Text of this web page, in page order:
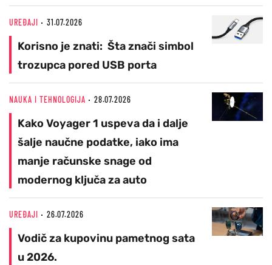
UREĐAJI 31.07.2026
Korisno je znati: Šta znači simbol
trozupca pored USB porta
NAUKA I TEHNOLOGIJA 28.07.2026
Kako Voyager 1 uspeva da i dalje
šalje naučne podatke, iako ima
manje računske snage od
modernog ključa za auto
UREĐAJI 26.07.2026
Vodič za kupovinu pametnog sata
u 2026.